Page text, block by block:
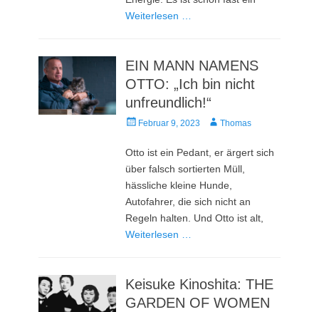
Weiterlesen …
EIN MANN NAMENS
OTTO: „Ich bin nicht
unfreundlich!“
Veröffentlicht
Februar 9, 2023 AutorThomas
Otto ist ein Pedant, er ärgert sich
über falsch sortierten Müll,
hässliche kleine Hunde,
Autofahrer, die sich nicht an
Regeln halten. Und Otto ist alt,
Weiterlesen …
Keisuke Kinoshita: THE
GARDEN OF WOMEN